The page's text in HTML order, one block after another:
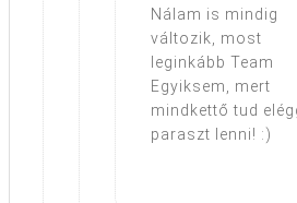
Nálam is mindig
változik, most
leginkább Team
Egyiksem, mert
mindkettő tud
paraszt lenni! :)